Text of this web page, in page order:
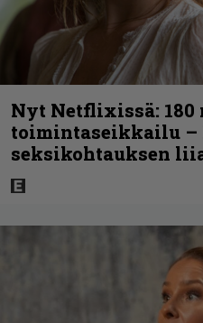
Nyt Netflixissä: 180
toimintaseikkailu –
seksikohtauksen